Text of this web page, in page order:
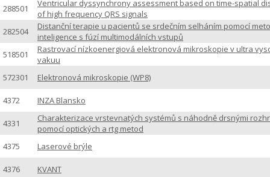
288501
Ventricular dyssynchrony assessment based on time-spatial
of high frequency QRS signals
282504
Distanční terapie u pacientů se srdečním selháním pomocí
inteligence s fúzí multimodálních vstupů
518501
Rastrovací nízkoenergiová elektronová mikroskopie v ultra
vakuu
572301
Elektronová mikroskopie (WP8)
4372 INZA Blansko
4331
Charakterizace vrstevnatých systémů s náhodně drsnými
pomocí optických a rtg metod
4375
Laserové brýle
4376 KVANT